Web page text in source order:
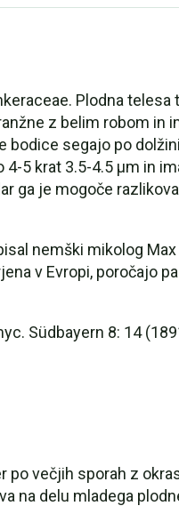
Plodna
z belim robom
segajo po
5 krat 3.5-4.5 µm in
ga je mogoče
nemški mikolog
v Evropi, poročajo
Südbayern 8: 14
po večjih sporah z
na delu mladega